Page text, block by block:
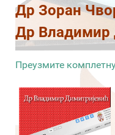
Др Зоран
Др Владимир
Преузмите